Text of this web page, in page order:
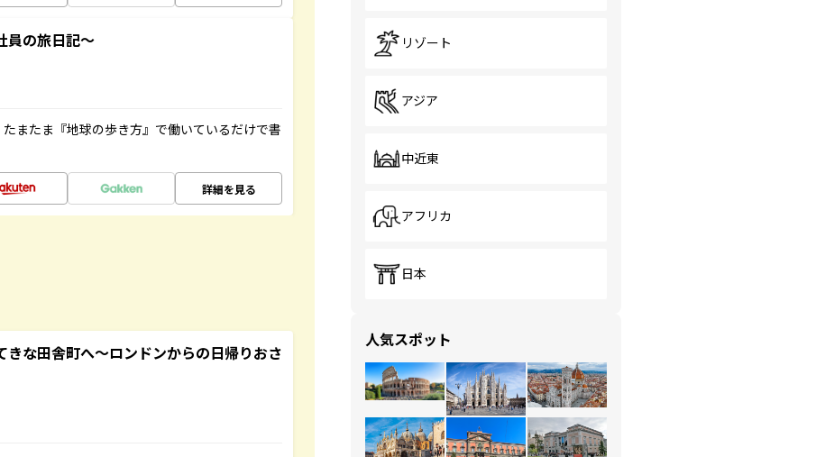
員の旅日記～
またま『地球の歩き方』で働いているだけで書
詳細を見る
な田舎町へ～ロンドンからの日帰りおさ
リゾート
アジア
中近東
アフリカ
日本
人気スポット